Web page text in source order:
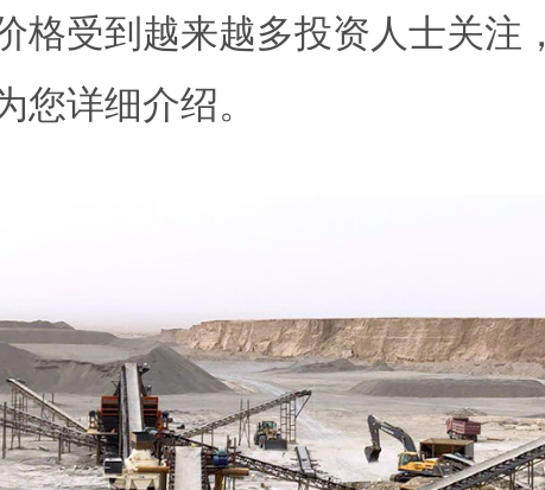
格受到越来越多投资人士关注，
您详细介绍。